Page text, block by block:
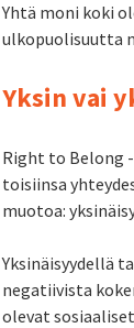
Yhtä moni koki
ulkopuolisuutta
Yksin vai
Right to Belong
toisiinsa
muotoa:
Yksinäisyydellä
negatiivista
olevat